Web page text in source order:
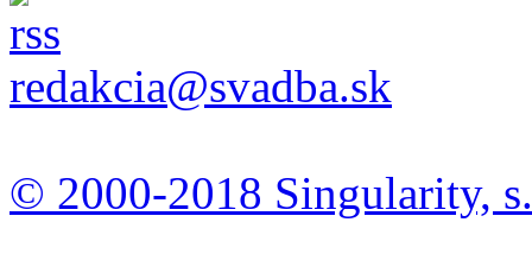
redakcia@svadba.sk
© 2000-2018 Singularity,